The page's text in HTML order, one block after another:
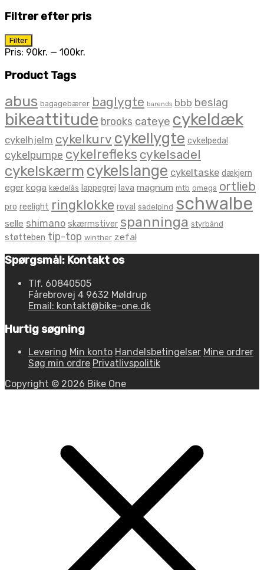
Filtrer efter pris
Mindste
pris
Højeste
pris
Filter
Pris: 90kr. — 100kr.
Product Tags
abus bagagebærer baglygte barends bbb beslag
bikeattitude brooks cateye cykeldæk
cykelhjelm cykelkurv cykellygte cykelpedal
cykelpumpe cykelrefleks cykelsadel
cykelskærm cykelslange cykeltaske dækjern
eger koga kædelås lappegrej lava magnum mtb omega ortlieb
pro reelight ringklokke royal sadelpind schwalbe
selle shimano skærmstiver spanninga styrbånd
støtteben tip-top winther zefal
Spørgsmål: Kontakt os
Tlf. 60840505
Fårebrovej 4 9632 Møldrup
Email: kontakt@bike-one.dk
Hurtig søgning
Levering Min konto Handelsbetingelser Mine ordrer
Søg min ordre Privatlivspolitik
Copyright © 2026 Bike One